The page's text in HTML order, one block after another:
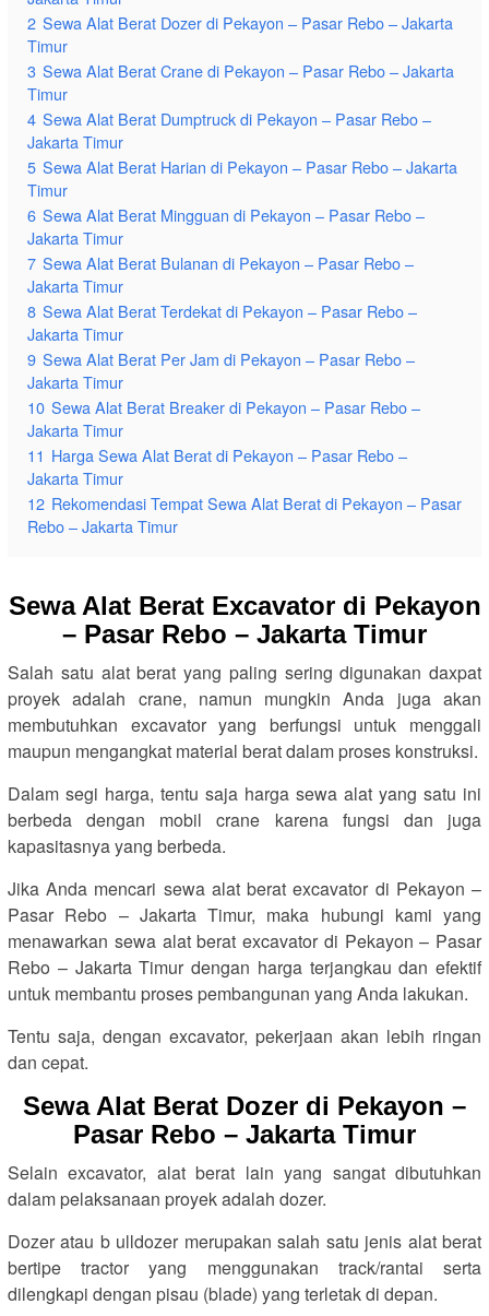
2 Sewa Alat Berat Dozer di Pekayon – Pasar Rebo – Jakarta
Timur
3 Sewa Alat Berat Crane di Pekayon – Pasar Rebo – Jakarta
Timur
4 Sewa Alat Berat Dumptruck di Pekayon – Pasar Rebo –
Jakarta Timur
5 Sewa Alat Berat Harian di Pekayon – Pasar Rebo – Jakarta
Timur
6 Sewa Alat Berat Mingguan di Pekayon – Pasar Rebo –
Jakarta Timur
7 Sewa Alat Berat Bulanan di Pekayon – Pasar Rebo –
Jakarta Timur
8 Sewa Alat Berat Terdekat di Pekayon – Pasar Rebo –
Jakarta Timur
9 Sewa Alat Berat Per Jam di Pekayon – Pasar Rebo –
Jakarta Timur
10 Sewa Alat Berat Breaker di Pekayon – Pasar Rebo –
Jakarta Timur
11 Harga Sewa Alat Berat di Pekayon – Pasar Rebo –
Jakarta Timur
12 Rekomendasi Tempat Sewa Alat Berat di Pekayon – Pasar
Rebo – Jakarta Timur
Sewa Alat Berat Excavator di Pekayon
– Pasar Rebo – Jakarta Timur
Salah satu alat berat yang paling sering digunakan daxpat
proyek adalah crane, namun mungkin Anda juga akan
membutuhkan excavator yang berfungsi untuk menggali
maupun mengangkat material berat dalam proses konstruksi.
Dalam segi harga, tentu saja harga sewa alat yang satu ini
berbeda dengan mobil crane karena fungsi dan juga
kapasitasnya yang berbeda.
Jika Anda mencari sewa alat berat excavator di Pekayon –
Pasar Rebo – Jakarta Timur, maka hubungi kami yang
menawarkan sewa alat berat excavator di Pekayon – Pasar
Rebo – Jakarta Timur dengan harga terjangkau dan efektif
untuk membantu proses pembangunan yang Anda lakukan.
Tentu saja, dengan excavator, pekerjaan akan lebih ringan
dan cepat.
Sewa Alat Berat Dozer di Pekayon –
Pasar Rebo – Jakarta Timur
Selain excavator, alat berat lain yang sangat dibutuhkan
dalam pelaksanaan proyek adalah dozer.
Dozer atau b ulldozer merupakan salah satu jenis alat berat
bertipe tractor yang menggunakan track/rantai serta
dilengkapi dengan pisau (blade) yang terletak di depan.